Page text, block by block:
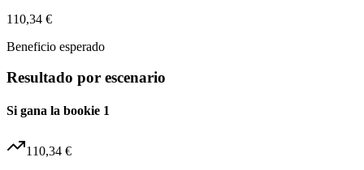
110,34 €
Beneficio esperado
Resultado por escenario
Si gana la bookie 1
110,34 €